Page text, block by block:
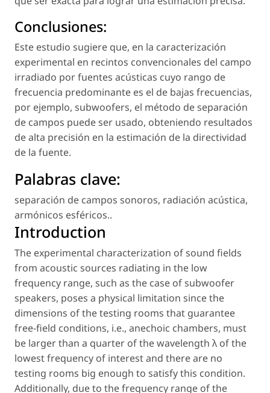
Conclusiones:
Este estudio sugiere que, en la caracterización
experimental en recintos convencionales del campo
irradiado por fuentes acústicas cuyo rango de
frecuencia predominante es el de bajas frecuencias,
por ejemplo, subwoofers, el método de separación
de campos puede ser usado, obteniendo resultados
de alta precisión en la estimación de la directividad
de la fuente.
Palabras clave:
separación de campos sonoros, radiación acústica,
armónicos esféricos..
Introduction
The experimental characterization of sound fields
from acoustic sources radiating in the low
frequency range, such as the case of subwoofer
speakers, poses a physical limitation since the
dimensions of the testing rooms that guarantee
free-field conditions, i.e., anechoic chambers, must
be larger than a quarter of the wavelength λ of the
lowest frequency of interest and there are no
testing rooms big enough to satisfy this condition.
Additionally, due to the frequency range of the